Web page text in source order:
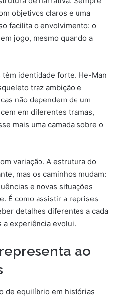
objetivos claros e uma
facilita o envolvimento: o
jogo, mesmo quando a
identidade forte. He-Man
traz ambição e
não dependem de um
em diferentes tramas,
mais uma camada sobre o
variação. A estrutura do
mas os caminhos mudam:
e novas situações
É como assistir a reprises
detalhes diferentes a cada
a experiência evolui.
ao
de equilíbrio em histórias